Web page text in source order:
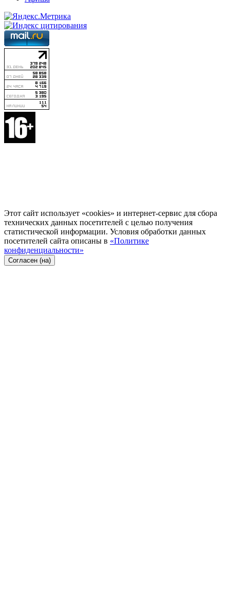
Этот сайт использует «cookies» и интернет-сервис для сбора
технических данных посетителей с целью получения
статистической информации. Условия обработки данных
посетителей сайта описаны в «Политике
конфиденциальности»
Согласен (на)